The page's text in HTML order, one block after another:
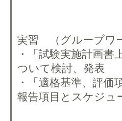
実習 （グループワ
・「試験実施計画書
ついて検討、発表
・「適格基準、評
報告項目とスケジュ